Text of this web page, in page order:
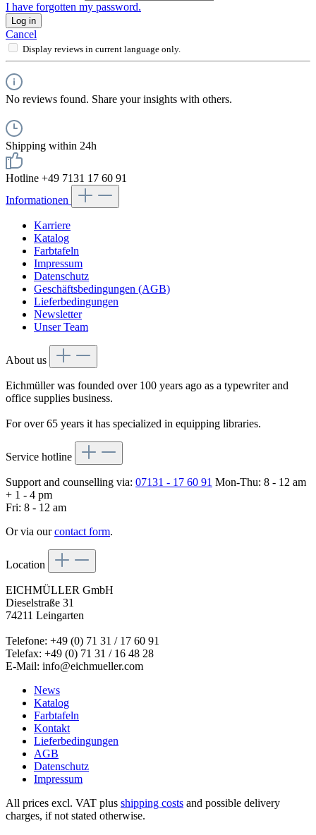
I have forgotten my password.
Log in
Cancel
Display reviews in current language only.
No reviews found. Share your insights with others.
Shipping within 24h
Hotline +49 7131 17 60 91
Informationen
Karriere
Katalog
Farbtafeln
Impressum
Datenschutz
Geschäftsbedingungen (AGB)
Lieferbedingungen
Newsletter
Unser Team
About us
Eichmüller was founded over 100 years ago as a typewriter and
office supplies business.
For over 65 years it has specialized in equipping libraries.
Service hotline
Support and counselling via: 07131 - 17 60 91 Mon-Thu: 8 - 12 am
+ 1 - 4 pm
Fri: 8 - 12 am
Or via ourcontact form.
Location
EICHMÜLLER GmbH
Dieselstraße 31
74211 Leingarten
Telefone: +49 (0) 71 31 / 17 60 91
Telefax: +49 (0) 71 31 / 16 48 28
E-Mail: info@eichmueller.com
News
Katalog
Farbtafeln
Kontakt
Lieferbedingungen
AGB
Datenschutz
Impressum
All prices excl. VAT plus shipping costs and possible delivery
charges, if not stated otherwise.